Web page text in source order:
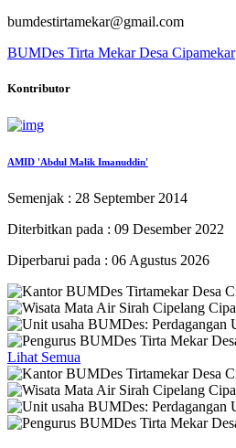
bumdestirtamekar@gmail.com
BUMDes Tirta Mekar Desa Cipamekar
Kontributor
AMID 'Abdul Malik Imanuddin'
Semenjak : 28 September 2014
Diterbitkan pada : 09 Desember 2022
Diperbarui pada : 06 Agustus 2026
Lihat Semua